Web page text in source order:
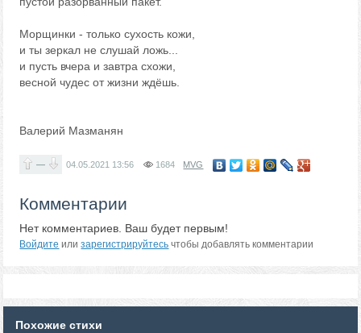
Морщинки - только сухость кожи,
и ты зеркал не слушай ложь...
и пусть вчера и завтра схожи,
весной чудес от жизни ждёшь.
Валерий Мазманян
— 04.05.2021 13:56 1684 MVG
Комментарии
Нет комментариев. Ваш будет первым!
Войдите илизарегистрируйтесь чтобы добавлять комментарии
Похожие стихи